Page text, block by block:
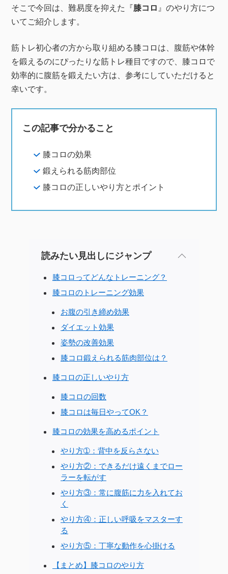
そこで今回は、難易度を抑えた『膝コロ 』のやり方につ
いてご紹介します。
筋トレ初心者の方から取り組める膝コロは、腹筋や体幹
を鍛えるのにぴったりな筋トレ種目ですので、膝コロで
効率的に腹筋を鍛えたい方は、参考にしていただけると
幸いです。
この記事で分かること
膝コロの効果
鍛えられる筋肉部位
膝コロの正しいやり方とポイント
読みたい見出しにジャンプ
膝コロってどんなトレーニング？
膝コロのトレーニング効果
お腹の引き締め効果
ダイエット効果
姿勢の改善効果
膝コロ鍛えられる筋肉部位は？
膝コロの正しいやり方
膝コロの回数
膝コロは毎日やってOK？
膝コロの効果を高めるポイント
やり方➀：背中を反らさない
やり方②：できるだけ遠くまでロー
ラーを転がす
やり方③：常に腹筋に力を入れてお
く
やり方④：正しい呼吸をマスターす
る
やり方⑤：丁寧な動作を心掛ける
【まとめ】膝コロのやり方